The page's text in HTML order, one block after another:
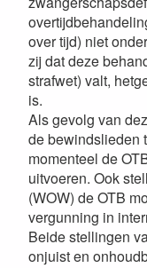
over tijd) niet
zij dat deze
strafwet) valt,
is.
Als gevolg van
de bewindslieden
momenteel de
uitvoeren. Ook
(WOW) de OTB
vergunning in
Beide stellingen
onjuist en